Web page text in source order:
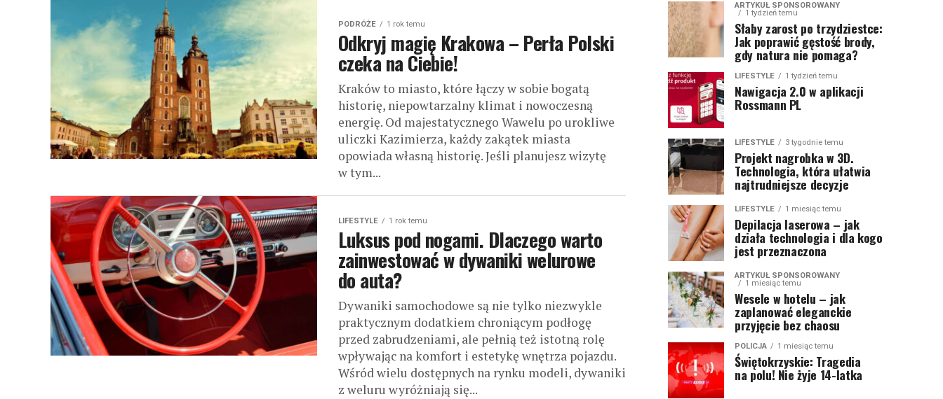
PODRÓŻE 1 rok temu
Odkryj magię Krakowa – Perła Polski
czeka na Ciebie!
Kraków to miasto, które łączy w sobie bogatą
historię, niepowtarzalny klimat i nowoczesną
energię. Od majestatycznego Wawelu po urokliwe
uliczki Kazimierza, każdy zakątek miasta
opowiada własną historię. Jeśli planujesz wizytę
w tym...
LIFESTYLE 1 rok temu
Luksus pod nogami. Dlaczego warto
zainwestować w dywaniki welurowe
do auta?
Dywaniki samochodowe są nie tylko niezwykle
praktycznym dodatkiem chroniącym podłogę
przed zabrudzeniami, ale pełnią też istotną rolę
wpływając na komfort i estetykę wnętrza pojazdu.
Wśród wielu dostępnych na rynku modeli, dywaniki
z weluru wyróżniają się...
ARTYKUŁ SPONSOROWANY
1 tydzień temu
Słaby zarost po trzydziestce:
Jak poprawić gęstość brody,
gdy natura nie pomaga?
LIFESTYLE 1 tydzień temu
Nawigacja 2.0 w aplikacji
Rossmann PL
LIFESTYLE 3 tygodnie temu
Projekt nagrobka w 3D.
Technologia, która ułatwia
najtrudniejsze decyzje
LIFESTYLE 1 miesiąc temu
Depilacja laserowa – jak
działa technologia i dla kogo
jest przeznaczona
ARTYKUŁ SPONSOROWANY
1 miesiąc temu
Wesele w hotelu – jak
zaplanować eleganckie
przyjęcie bez chaosu
POLICJA 1 miesiąc temu
Świętokrzyskie: Tragedia
na polu! Nie żyje 14-latka